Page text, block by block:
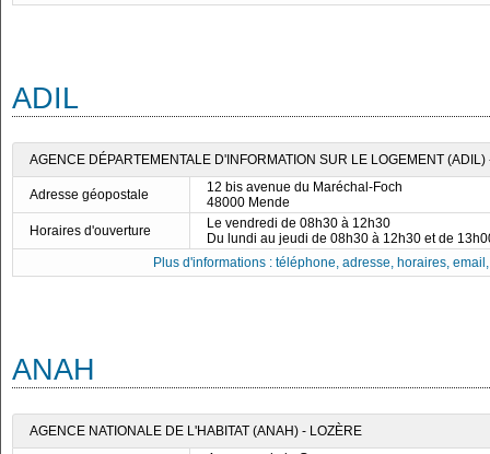
ADIL
AGENCE DÉPARTEMENTALE D'INFORMATION SUR LE LOGEMENT (ADIL)
Adresse géopostale
12 bis avenue du Maréchal-Foch
48000 Mende
Horaires d'ouverture
Le vendredi de 08h30 à 12h30
Du lundi au jeudi de 08h30 à 12h30 et de
Plus d'informations : téléphone, adresse, horaires,
ANAH
AGENCE NATIONALE DE L'HABITAT (ANAH) - LOZÈRE